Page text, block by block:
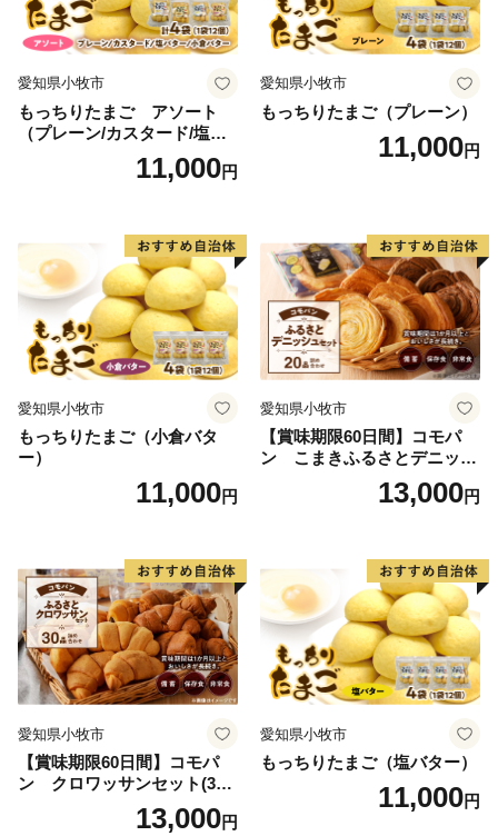
愛知県小牧市
もっちりたまご アソート
（プレーン/カスタード/塩バ
ター/小倉バター）11,000円
愛知県小牧市
もっちりたまご（プレーン）
11,000円
愛知県小牧市
もっちりたまご（小倉バタ
ー）
11,000円
愛知県小牧市
【賞味期限60日間】コモパ
ン こまきふるさとデニッシ
ュセット（20個入り）／災害
用備蓄 保存食 非常食 防災グ
13,000円
愛知県小牧市
【賞味期限60日間】コモパ
ン クロワッサンセット(30
個入り)／災害用備蓄 保存食
非常食 防災グッズにも
13,000円
愛知県小牧市
もっちりたまご（塩バター）
11,000円